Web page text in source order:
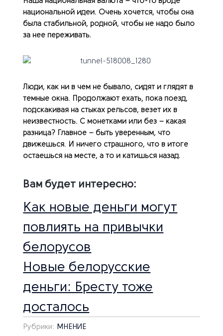
национальной идеи. Очень хочется, чтобы она
была стабильной, родной, чтобы не надо было
за нее переживать.
Люди, как ни в чем не бывало, сидят и глядят в
темные окна. Продолжают ехать, пока поезд,
подскакивая на стыках рельсов, везет их в
неизвестность. С монетками или без – какая
разница? Главное – быть уверенным, что
движешься. И ничего страшного, что в итоге
остаешься на месте, а то и катишься назад.
Вам будет интересно:
Как новые деньги могут
повлиять на привычки
белорусов
Новые белорусские
деньги: Бресту тоже
досталось
Рубрики: МНЕНИЕ